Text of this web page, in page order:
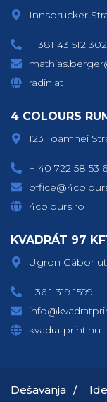
Innsbrucker
+ 381 43 512
radin.at
4 COLOURS
123 Toamnei
+ 40 722 58 53
4colours.ro
KVADRÁT 97
Ugron Gábor
+36 1 319 1599
kvadratprint.hu
Dešavanja